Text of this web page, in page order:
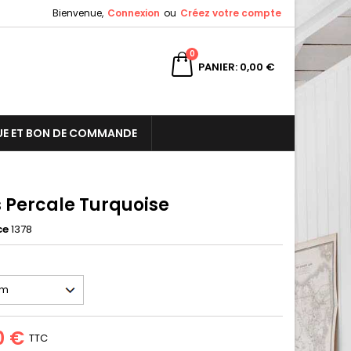
Bienvenue, Connexion ou Créez votre compte
PANIER
0
0,00 €
ET BON DE COMMANDE
Percale Turquoise
1378
€ TTC